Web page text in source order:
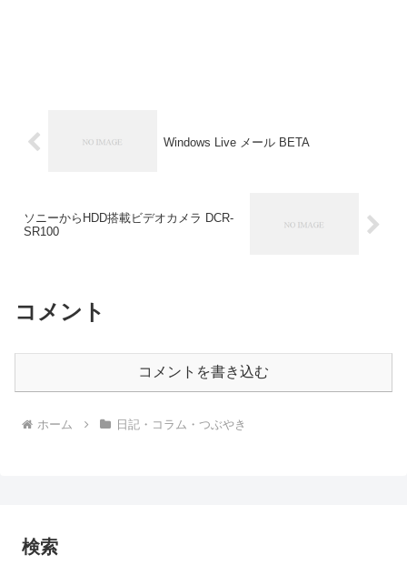
Windows Live メール BETA
ソニーからHDD搭載ビデオカメラ DCR-
SR100
コメント
コメントを書き込む
ホーム 日記・コラム・つぶやき
検索